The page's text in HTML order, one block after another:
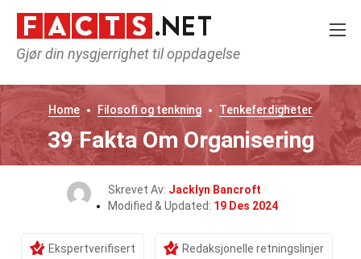
Gjør din nysgjerrighet til oppdagelse
Home Filosofi og tenkning Tenkeferdigheter
39 Fakta Om Organisering
Skrevet Av: Jacklyn Bancroft
Modified & Updated: 19 Des 2024
Ekspertverifisert Redaksjonelle retningslinjer